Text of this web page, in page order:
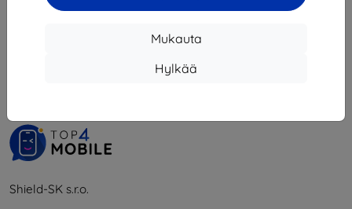
Mukauta
Hylkää
Shield-SK s.r.o.